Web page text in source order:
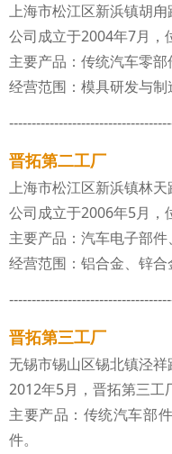
上海市松江区新浜镇胡
公司成立于2004年7月，
主要产品：传统汽车零部
经营范围：模具研发与制
晋拓第二工厂
上海市松江区新浜镇林
公司成立于2006年5月，
主要产品：汽车电子部件
经营范围：铝合金、锌合
晋拓第三工厂
无锡市锡山区锡北镇泾祥
2012年5月，晋拓第三工
主要产品：传统汽车部
件。